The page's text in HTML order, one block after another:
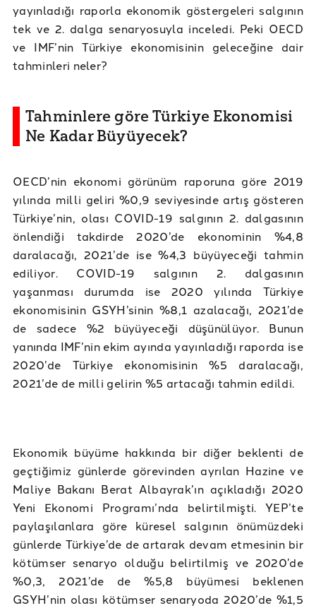
yayınladığı raporla ekonomik göstergeleri salgının
tek ve 2. dalga senaryosuyla inceledi. Peki OECD
ve IMF’nin Türkiye ekonomisinin geleceğine dair
tahminleri neler?
Tahminlere göre Türkiye Ekonomisi
Ne Kadar Büyüyecek?
OECD’nin ekonomi görünüm raporuna göre 2019
yılında milli geliri %0,9 seviyesinde artış gösteren
Türkiye’nin, olası COVID-19 salgının 2. dalgasının
önlendiği takdirde 2020’de ekonominin %4,8
daralacağı, 2021’de ise %4,3 büyüyeceği tahmin
ediliyor. COVID-19 salgının 2. dalgasının
yaşanması durumda ise 2020 yılında Türkiye
ekonomisinin GSYH’sinin %8,1 azalacağı, 2021’de
de sadece %2 büyüyeceği düşünülüyor. Bunun
yanında IMF’nin ekim ayında yayınladığı raporda ise
2020’de Türkiye ekonomisinin %5 daralacağı,
2021’de de milli gelirin %5 artacağı tahmin edildi.
Ekonomik büyüme hakkında bir diğer beklenti de
geçtiğimiz günlerde görevinden ayrılan Hazine ve
Maliye Bakanı Berat Albayrak’ın açıkladığı 2020
Yeni Ekonomi Programı’nda belirtilmişti. YEP’te
paylaşılanlara göre küresel salgının önümüzdeki
günlerde Türkiye’de de artarak devam etmesinin bir
kötümser senaryo olduğu belirtilmiş ve 2020’de
%0,3, 2021’de de %5,8 büyümesi beklenen
GSYH’nin olası kötümser senaryoda 2020’de %1,5